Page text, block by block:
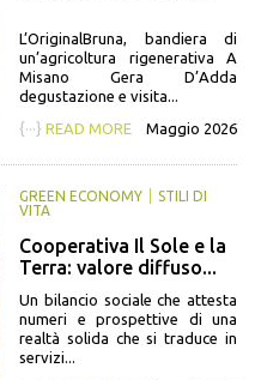
L’OriginalBruna, bandiera di
un’agricoltura rigenerativa A
Misano Gera D’Adda
degustazione e visita...
{···} READ MORE Maggio 2026
GREEN ECONOMY
STILI DI
VITA
Cooperativa Il Sole e la
Terra: valore diffuso...
Un bilancio sociale che attesta
numeri e prospettive di una
realtà solida che si traduce in
servizi...